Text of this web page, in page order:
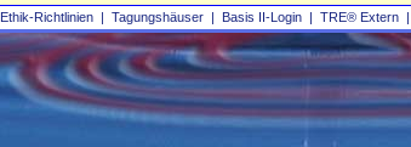
Ethik-Richtlinien | Tagungshäuser | Basis II‑Login | TRE® Extern |